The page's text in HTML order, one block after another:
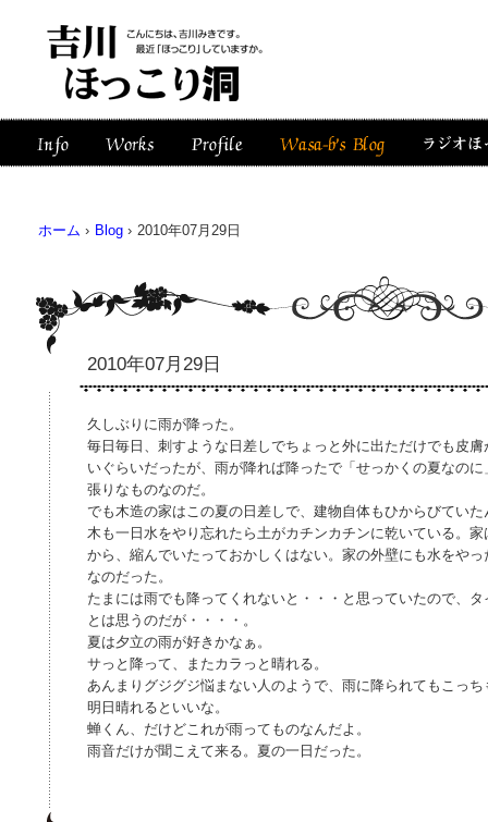
ホーム › Blog › 2010年07月29日
2010年07月29日
久しぶりに雨が降った。
毎日毎日、刺すような日差しでちょっと外に出ただけでも皮
いぐらいだったが、雨が降れば降ったで「せっかくの夏なの
張りなものなのだ。
でも木造の家はこの夏の日差しで、建物自体もひからびてい
木も一日水をやり忘れたら土がカチンカチンに乾いている。
から、縮んでいたっておかしくはない。家の外壁にも水をや
なのだった。
たまには雨でも降ってくれないと・・・と思っていたので、
とは思うのだが・・・・。
夏は夕立の雨が好きかなぁ。
サっと降って、またカラっと晴れる。
あんまりグジグジ悩まない人のようで、雨に降られてもこっ
明日晴れるといいな。
蝉くん、だけどこれが雨ってものなんだよ。
雨音だけが聞こえて来る。夏の一日だった。